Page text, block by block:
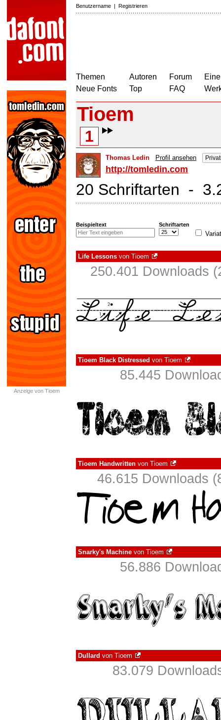
Benutzername | Registrieren
Themen
Neue Fonts
Autoren
Top
Forum
FAQ
Anzeige von Tioem
Tioem
1
Thomas Ledin Profil ansehen
http://tomledin.com
20 Schriftarten -
Beispieltext Schriftarten
Life Lessons von Tioem
250.401 Downloads
Tioem Black Distressed von Tioem
85.445
Tioem Handwritten von Tioem
46.615 Downloads
Snarky's Machine von Tioem
56.886
Dullard von Tioem
83.079